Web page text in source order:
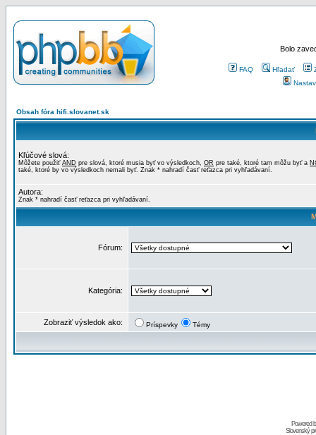
Bolo
FAQ Hľadať
Obsah fóra hifi.slovanet.sk
Kľúčové slová:
Môžete použiť AND pre slová, ktoré musia byť vo výsledkoch, OR pre také, ktoré tam môžu byť a
také, ktoré by vo výsledkoch nemali byť. Znak * nahradí časť reťazca pri vyhľadávaní.
Autora:
Znak * nahradí časť reťazca pri vyhľadávaní.
Fórum:
Kategória:
Zobraziť výsledok ako: Príspevky Témy
Powered
Slovenský